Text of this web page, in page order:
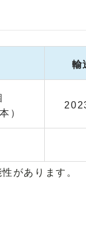
輸
）
があります。